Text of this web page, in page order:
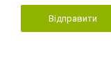
Відправити